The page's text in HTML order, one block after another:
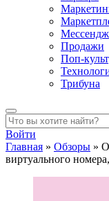
Продажи
Поп-
Трибуна
Войти
Главная » Обзоры »
виртуального